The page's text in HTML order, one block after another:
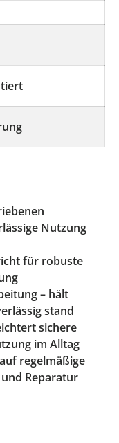
Nutzung
für robuste
– hält
stand
sichere
im Alltag
regelmäßige
Reparatur